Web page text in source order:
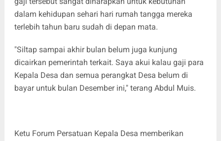
dalam kehidupan sehari hari rumah tangga mereka
terlebih tahun baru sudah di depan mata.
"Siltap sampai akhir bulan belum juga kunjung
dicairkan pemerintah terkait. Saya akui kalau gaji para
Kepala Desa dan semua perangkat Desa belum di
bayar untuk bulan Desember ini," terang Abdul Muis.
Ketu Forum Persatuan Kepala Desa memberikan